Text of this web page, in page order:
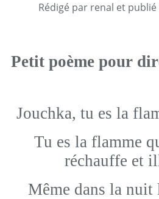
Rédigé par renal et
Petit poème pour
Jouchka, tu es la
Tu es la flamme
réchauffe et
Même dans la nuit